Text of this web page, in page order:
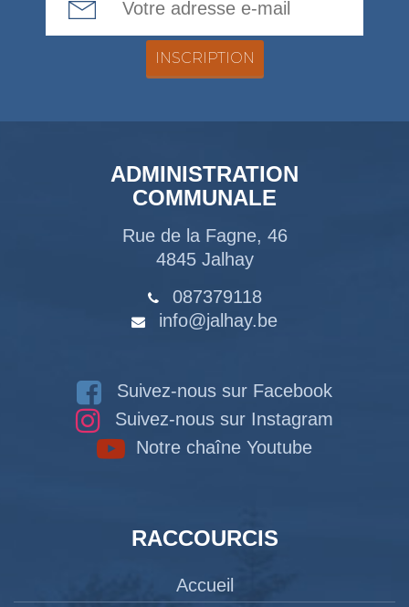
ADMINISTRATION
COMMUNALE
Rue de la Fagne, 46
4845 Jalhay
087379118
info@jalhay.be
Suivez-nous sur Facebook
Suivez-nous sur Instagram
Notre chaîne Youtube
RACCOURCIS
Accueil